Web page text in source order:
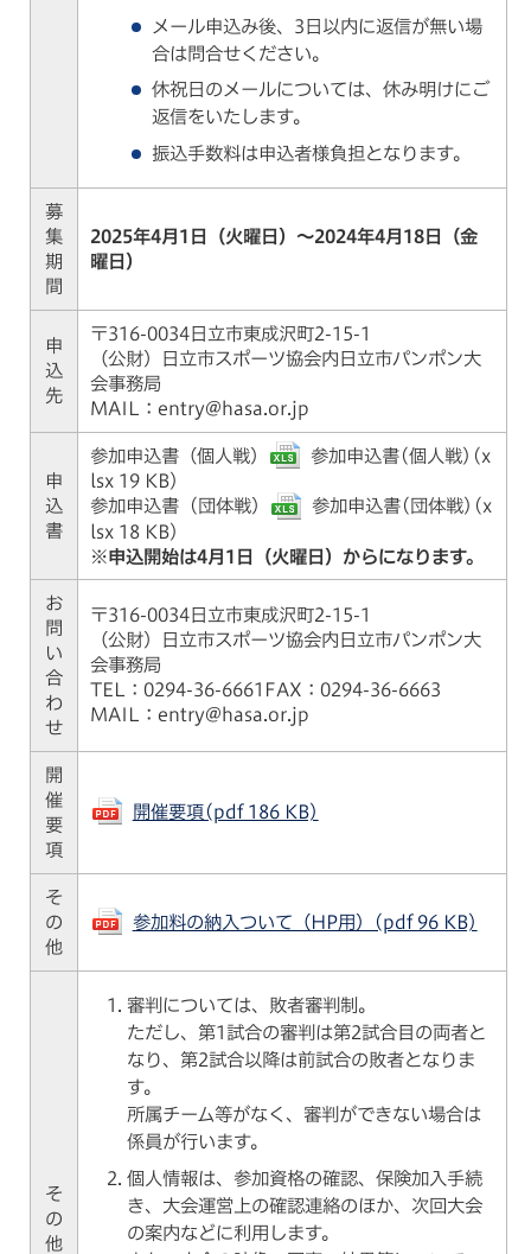
メール申込み後、3日以内に返信が無い場
合は問合せください。
休祝日のメールについては、休み明けにご
返信をいたします。
振込手数料は申込者様負担となります。
募
集
期
間
2025年4月1日（火曜日）～2024年4月18日（金
曜日）
申
込
先
〒316-0034日立市東成沢町2-15-1
（公財）日立市スポーツ協会内日立市パンポン大
会事務局
MAIL：entry@hasa.or.jp
申
込
書
参加申込書（個人戦）
参加申込書(個人戦)(x
lsx 19 KB)
参加申込書 (団体戦）
参加申込書(団体戦)(x
lsx 18 KB)
※申込開始は4月1日（火曜日）からになります。
お
問
い
合
わ
せ
〒316-0034日立市東成沢町2-15-1
（公財）日立市スポーツ協会内日立市パンポン大
会事務局
TEL：0294-36-6661FAX：0294-36-6663
MAIL：entry@hasa.or.jp
開
催
要
項
開催要項(pdf 186 KB)
そ
の
他
参加料の納入ついて（HP用）(pdf 96 KB)
そ
の
他
審判については、敗者審判制。
ただし、第1試合の審判は第2試合目の両者と
なり、第2試合以降は前試合の敗者となりま
す。
所属チーム等がなく、審判ができない場合は
係員が行います。
個人情報は、参加資格の確認、保険加入手続
き、大会運営上の確認連絡のほか、次回大会
の案内などに利用します。